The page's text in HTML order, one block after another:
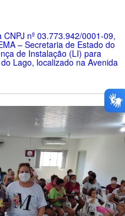
nº 03.773.942/0001-09,
– Secretaria de Estado do
de Instalação (LI) para
Lago, localizado na Avenida